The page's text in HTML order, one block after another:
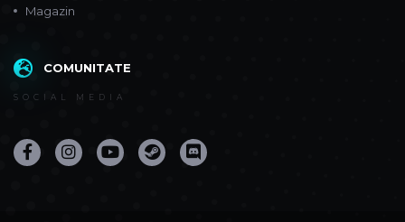
Magazin
COMUNITATE
SOCIAL MEDIA